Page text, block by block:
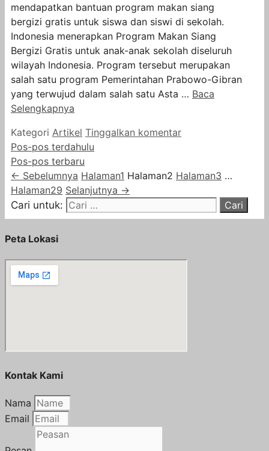
mendapatkan bantuan program makan siang
bergizi gratis untuk siswa dan siswi di sekolah.
Indonesia menerapkan Program Makan Siang
Bergizi Gratis untuk anak-anak sekolah diseluruh
wilayah Indonesia. Program tersebut merupakan
salah satu program Pemerintahan Prabowo-Gibran
yang terwujud dalam salah satu Asta … Baca
Selengkapnya
Kategori Artikel Tinggalkan komentar
Pos-pos terdahulu
Pos-pos terbaru
← Sebelumnya Halaman1 Halaman2 Halaman3 …
Halaman29 Selanjutnya →
Cari untuk:
Peta Lokasi
Kontak Kami
Nama
Email